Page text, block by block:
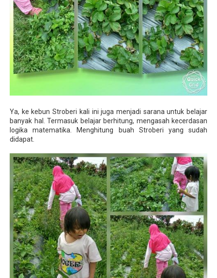
Ya, ke kebun Stroberi kali ini juga menjadi sarana untuk belajar
banyak hal. Termasuk belajar berhitung, mengasah kecerdasan
logika matematika. Menghitung buah Stroberi yang sudah
didapat.